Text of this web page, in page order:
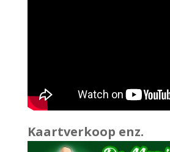
Kaartverkoop enz.